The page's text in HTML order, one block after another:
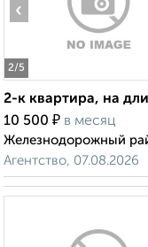
2/5
‹
2-к квартира, на
10 500 ₽ в месяц
Железнодорожный
Агентство, 07.08.2026